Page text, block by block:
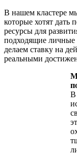
В нашем кластере
которые хотят
ресурсы для
подходящие
делаем ставку на
реальными
В